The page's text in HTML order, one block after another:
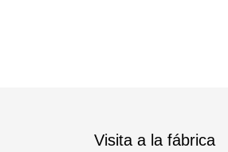
Visita a la fábrica